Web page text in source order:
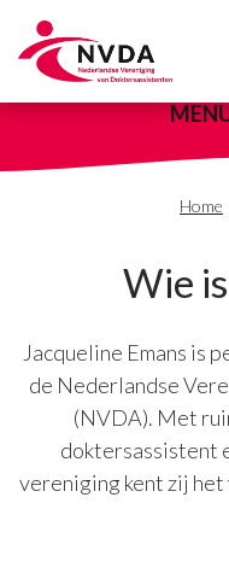
Over
Home
Wie
Jacqueline Emans is
de Nederlandse
(NVDA). Met
doktersassistent
vereniging kent zij het